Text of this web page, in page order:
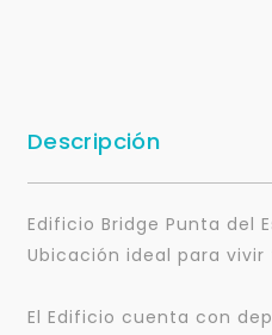
Descripción
Edificio Bridge Punta del
Ubicación ideal para
El Edificio cuenta con